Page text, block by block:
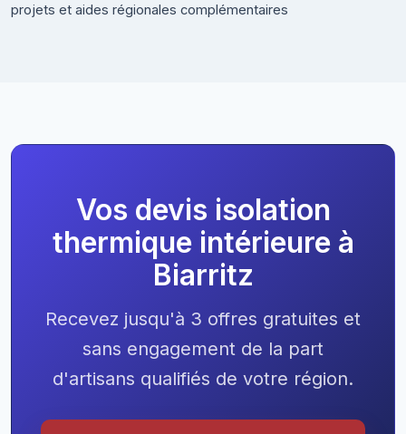
projets et aides régionales complémentaires
Vos devis isolation
thermique intérieure à
Biarritz
Recevez jusqu'à 3 offres gratuites et
sans engagement de la part
d'artisans qualifiés de votre région.